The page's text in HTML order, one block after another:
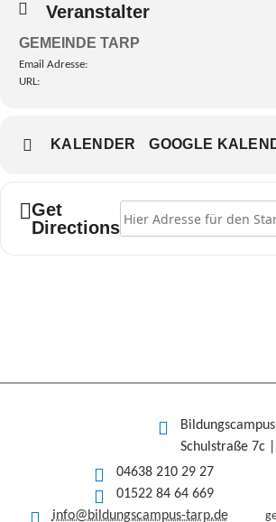
Veranstalter
GEMEINDE TARP
Email Adresse:
URL:
KALENDER GOOGLE
Get
Directions
Address - Offene
Schulstraße 7c
04638 210 29 27
01522 84 64 669
info@bildungscampus-tarp.de